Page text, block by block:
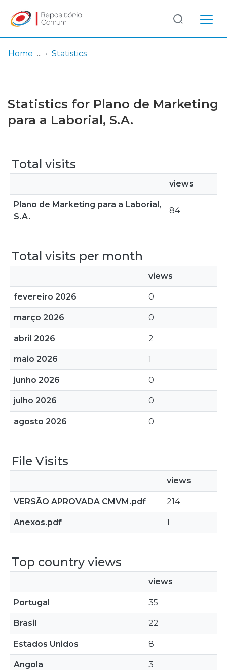
Browse repository
Log
In
(current)
Home Statistics
Statistics for Plano de Marketing
para a Laborial, S.A.
Total visits
views
Plano de Marketing para a Laborial,
S.A.
84
Total visits per month
views
fevereiro 2026 0
março 2026 0
abril 2026 2
maio 2026 1
junho 2026 0
julho 2026 0
agosto 2026 0
File Visits
views
VERSÃO APROVADA CMVM.pdf 214
Anexos.pdf 1
Top country views
views
Portugal 35
Brasil 22
Estados Unidos 8
Angola 3